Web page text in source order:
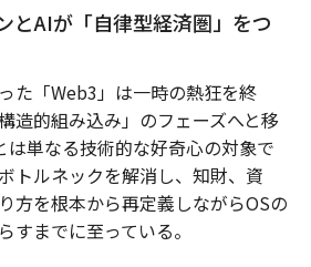
とAIが「自律型経済圏」をつ
た「Web3」は一時の熱狂を終
造的組み込み」のフェーズへと移
単なる技術的な好奇心の対象で
トルネックを解消し、知財、資
方を根本から再定義しながらOSの
すまでに至っている。